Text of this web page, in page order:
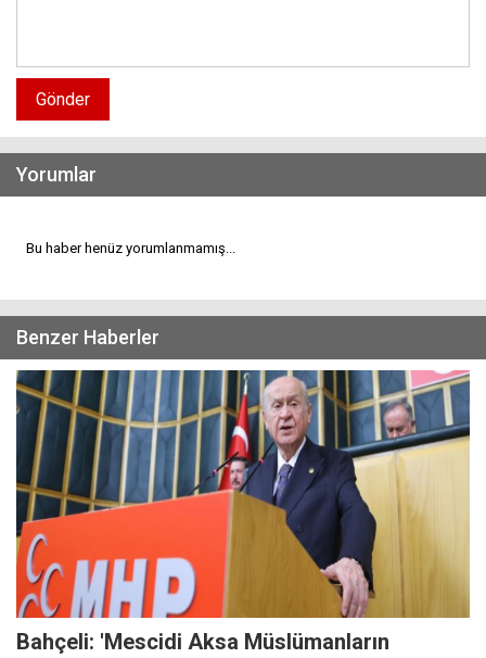
Gönder
Yorumlar
Bu haber henüz yorumlanmamış...
Benzer Haberler
Bahçeli: 'Mescidi Aksa Müslümanların